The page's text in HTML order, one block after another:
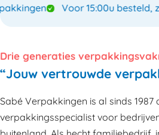
Voor 15:00u besteld,
Drie generaties
“Jouw vertrouwde
Sabé Verpakkingen is al sinds 1987
verpakkingsspecialist voor